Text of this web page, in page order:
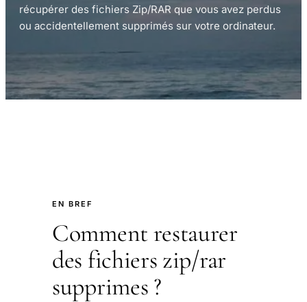
récupérer des fichiers Zip/RAR que vous avez perdus
ou accidentellement supprimés sur votre ordinateur.
EN BREF
Comment restaurer
des fichiers zip/rar
supprimes ?